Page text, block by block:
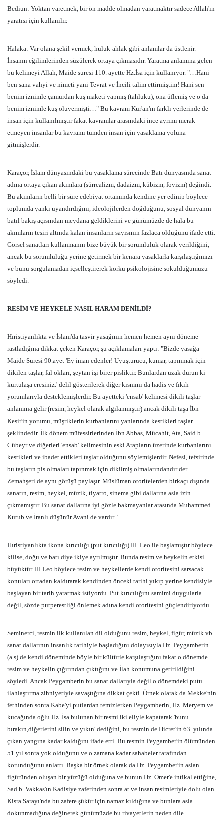
Bediun: Yoktan varetmek, bir ön madde olmadan yaratmaktır sadece Allah'ın
yaratısı için kullanılır.
Halaka: Var olana şekil vermek, huluk-ahlak gibi anlamlar da üstlenir.
İnsanın eğilimlerinden süzülerek ortaya çıkmasıdır. Yaratma anlamına gelen
bu kelimeyi Allah, Maide suresi 110. ayette Hz.İsa için kullanıyor. "…Hani
ben sana vahyi ve nimeti yani Tevrat ve İncili talim ettirmiştim! Hani sen
benim iznimle çamurdan kuş maketi yapmış (tahluku), ona üflemiş ve o da
benim iznimle kuş oluvermişti…" Bu kavram Kur'an'ın farklı yerlerinde de
insan için kullanılmıştır fakat kavramlar arasındaki ince ayrımı merak
etmeyen insanlar bu kavramı tümden insan için yasaklama yoluna
gitmişlerdir.
Karaçor, İslam dünyasındaki bu yasaklama sürecinde Batı dünyasında sanat
adına ortaya çıkan akımlara (sürrealizm, dadaizm, kübizm, fovizm) değindi.
Bu akımların belli bir süre edebiyat ortamında kendine yer edinip böylece
toplumda yankı uyandırdığını, ideolojilerden doğduğunu, sosyal dünyanın
batıl bakış açısından meydana geldiklerini ve günümüzde de hala bu
akımların tesiri altında kalan insanların sayısının fazlaca olduğunu ifade etti.
Görsel sanatları kullanmanın bize büyük bir sorumluluk olarak verildiğini,
ancak bu sorumluluğu yerine getirmek bir kenara yasaklarla karşılaştığımızı
ve bunu sorgulamadan içselleştirerek korku psikolojisine sokulduğumuzu
söyledi.
RESİM VE HEYKELE NASIL HARAM DENİLDİ?
Hıristiyanlıkta ve İslam'da tasvir yasağının hemen hemen aynı döneme
rastladığına dikkat çeken Karaçor, şu açıklamaları yaptı: "Bizde yasağa
Maide Suresi 90.ayet 'Ey iman edenler! Uyuşturucu, kumar, tapınmak için
dikilen taşlar, fal okları, şeytan işi birer pisliktir. Bunlardan uzak durun ki
kurtulaşa eresiniz.' delil gösterilerek diğer kısmını da hadis ve fıkıh
yorumlarıyla desteklemişlerdir. Bu ayetteki 'ensab' kelimesi dikili taşlar
anlamına gelir (resim, heykel olarak algılanmıştır) ancak dikili taşa İbn
Kesir'in yorumu, müşriklerin kurbanlarını yanlarında kestikleri taşlar
şeklindedir. İlk dönem müfessirlerinden İbn Abbas, Mücahit, Ata, Said b.
Cübeyr ve diğerleri 'ensab' kelimesinin eski Arapların üzerinde kurbanlarını
kestikleri ve ibadet ettikleri taşlar olduğunu söylemişlerdir. Nefesi, tefsirinde
bu taşların pis olmaları tapınmak için dikilmiş olmalarındandır der.
Zemahşeri de aynı görüşü paylaşır. Müslüman otoritelerden birkaçı dışında
sanatın, resim, heykel, müzik, tiyatro, sinema gibi dallarına asla izin
çıkmamıştır. Bu sanat dallarına iyi gözle bakmayanlar arasında Muhammed
Kutub ve İranlı düşünür Avani de vardır."
Hıristiyanlıkta ikona kırıcılığı (put kırıcılığı) III. Leo ile başlamıştır böylece
kilise, doğu ve batı diye ikiye ayrılmıştır. Bunda resim ve heykelin etkisi
büyüktür. III.Leo böylece resim ve heykellerde kendi otoritesini sarsacak
konuları ortadan kaldırarak kendinden önceki tarihi yıkıp yerine kendisiyle
başlayan bir tarih yaratmak istiyordu. Put kırıcılığını samimi duygularla
değil, sözde putperestliği önlemek adına kendi otoritesini güçlendiriyordu.
Seminerci, resmin ilk kullanılan dil olduğunu resim, heykel, figür, müzik vb.
sanat dallarının insanlık tarihiyle başladığını dolayısıyla Hz. Peygamberin
(a.s) de kendi döneminde böyle bir kültürle karşılaştığını fakat o dönemde
resim ve heykelin çığırından çıktığını ve İlah konumuna getirildiğini
söyledi. Ancak Peygamberin bu sanat dallarıyla değil o dönemdeki putu
ilahlaştırma zihniyetiyle savaştığına dikkat çekti. Örnek olarak da Mekke'nin
fethinden sonra Kabe'yi putlardan temizlerken Peygamberin, Hz. Meryem ve
kucağında oğlu Hz. İsa bulunan bir resmi iki eliyle kapatarak 'bunu
bırakın,diğerlerini silin ve yıkın' dediğini, bu resmin de Hicret'in 63. yılında
çıkan yangına kadar kaldığını ifade etti. Bu resmin Peygamber'in ölümünden
51 yıl sonra yok olduğunu ve o zamana kadar sahabeler tarafından
korunduğunu anlattı. Başka bir örnek olarak da Hz. Peygamber'in aslan
figüründen oluşan bir yüzüğü olduğuna ve bunun Hz. Ömer'e intikal ettiğine,
Sad b. Vakkas'ın Kadisiye zaferinden sonra at ve insan resimleriyle dolu olan
Kisra Sarayı'nda bu zafere şükür için namaz kıldığına ve bunlara asla
dokunmadığına değinerek günümüzde bu rivayetlerin neden dile